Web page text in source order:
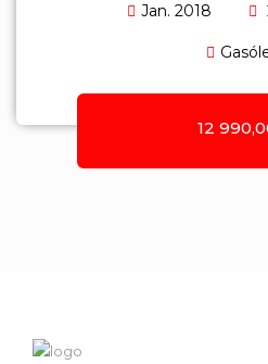
Jan. 2018
12